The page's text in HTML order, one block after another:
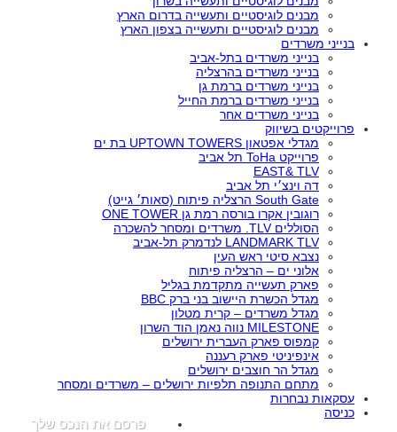
מבנים לוגיסטיים ותעשייה בדרום הארץ
מבנים לוגיסטיים ותעשייה בצפון הארץ
בנייני משרדים
בנייני משרדים בתל-אביב
בנייני משרדים בהרצליה
בנייני משרדים ברמת גן
בנייני משרדים ברמת החייל
בנייני משרדים אחר
פרוייקטים בשיווק
מגדלי אפטאון UPTOWN TOWERS בת ים
פרוייקט ToHa תל אביב
EAST& TLV
דה וינצ׳י תל אביב
South Gate הרצליה פיתוח (סאות׳ גייט)
רוגובין אקרו בורסה רמת גן ONE TOWER
הסוללים TLV. משרדים ומסחר להשכרה
LANDMARK TLV לנדמרק תל-אביב
נצבא סיטי ראש העין
אלוני ים – הרצליה פיתוח
פארק תעשייה מתקדמת בגליל
מגדל הכשרת היישוב בני ברק BBC
מגדל משרדים – קרית מטלון
MILESTONE נווה נאמן הוד השרון
קמפוס פארק העברית ירושלים
אינפיניטי פארק רעננה
מגדל הר חוצבים ירושלים
מתחם התנופה תלפיות ירושלים – משרדים ומסחר
עסקאות נבחרות
פרסם את הנכס שלך
כניסה